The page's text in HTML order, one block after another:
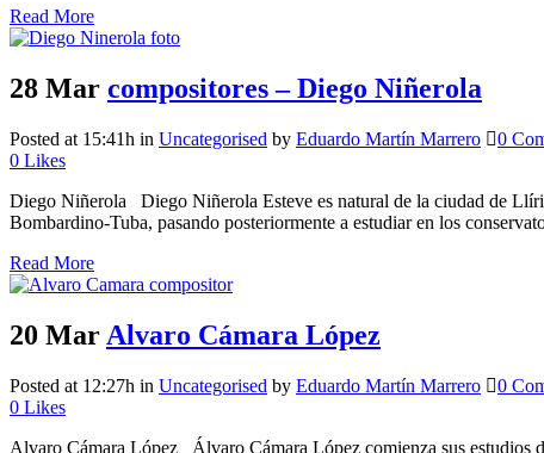
Read More
28 Mar compositores – Diego Niñerola
Posted at 15:41h in Uncategorised by Eduardo Martín Marrero
0
0 Likes
Diego Niñerola Diego Niñerola Esteve es natural de la ciudad de
Bombardino-Tuba, pasando posteriormente a estudiar en los
Read More
20 Mar Alvaro Cámara López
Posted at 12:27h in Uncategorised by Eduardo Martín Marrero
0
0 Likes
Alvaro Cámara López Álvaro Cámara López comienza sus estudios